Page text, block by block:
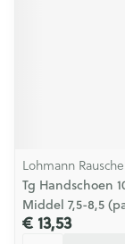
Lohmann
Tg Handschoen
Middel 7,5-8,5
€ 13,53